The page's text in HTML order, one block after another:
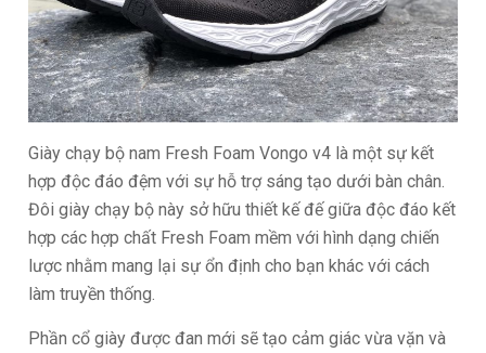
Giày chạy bộ nam Fresh Foam Vongo v4 là một sự kết
hợp độc đáo đệm với sự hỗ trợ sáng tạo dưới bàn chân.
Đôi giày chạy bộ này sở hữu thiết kế đế giữa độc đáo kết
hợp các hợp chất Fresh Foam mềm với hình dạng chiến
lược nhằm mang lại sự ổn định cho bạn khác với cách
làm truyền thống.
Phần cổ giày được đan mới sẽ tạo cảm giác vừa vặn và